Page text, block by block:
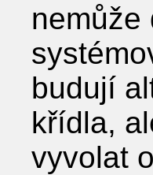
nemůže
budují
křídla,
vyvolat